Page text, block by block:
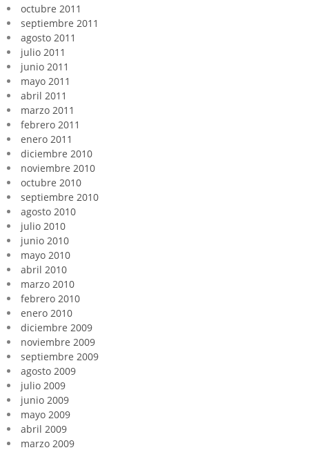
octubre 2011
septiembre 2011
agosto 2011
julio 2011
junio 2011
mayo 2011
abril 2011
marzo 2011
febrero 2011
enero 2011
diciembre 2010
noviembre 2010
octubre 2010
septiembre 2010
agosto 2010
julio 2010
junio 2010
mayo 2010
abril 2010
marzo 2010
febrero 2010
enero 2010
diciembre 2009
noviembre 2009
septiembre 2009
agosto 2009
julio 2009
junio 2009
mayo 2009
abril 2009
marzo 2009